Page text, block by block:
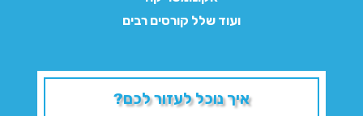
ועוד שלל קורסים רבים
איך נוכל לעזור לכם?